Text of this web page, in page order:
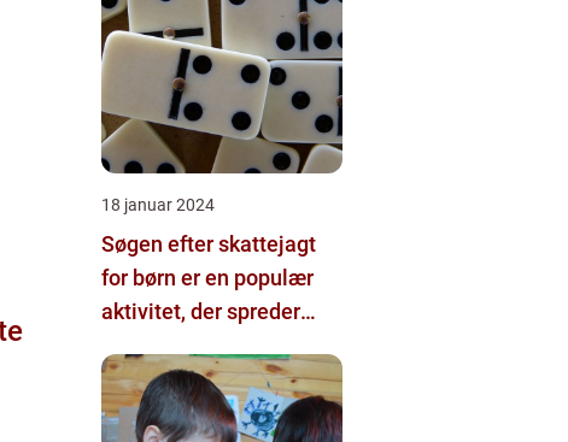
18 januar 2024
Søgen efter skattejagt
for børn er en populær
aktivitet, der spreder
blandt de unge